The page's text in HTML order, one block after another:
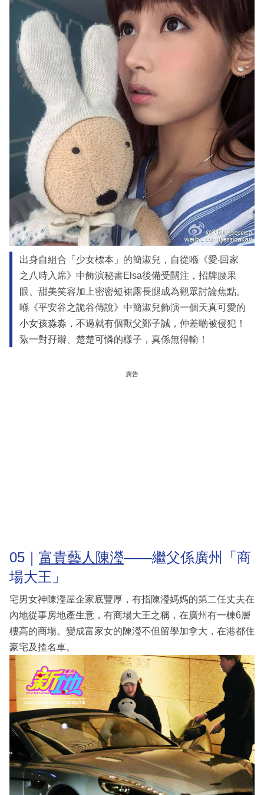
出身自組合「少女標本」的簡淑兒，自從喺《愛‧回家
之八時入席》中飾演秘書Elsa後備受關注，招牌腰果
眼、甜美笑容加上密密短裙露長腿成為觀眾討論焦點。
喺《平安谷之詭谷傳說》中簡淑兒飾演一個天真可愛的
小女孩淼淼，不過就有個獸父鄭子誠，仲差啲被侵犯！
紥一對孖辮、楚楚可憐的樣子，真係無得輸！
廣告
05｜ 富貴藝人陳瀅——繼父係廣州「商
場大王」
宅男女神陳瀅屋企家底豐厚，有指陳瀅媽媽的第二任丈夫在
內地從事房地產生意，有商場大王之稱，在廣州有一棟6層
樓高的商場。變成富家女的陳瀅不但留學加拿大，在港都住
豪宅及揸名車。